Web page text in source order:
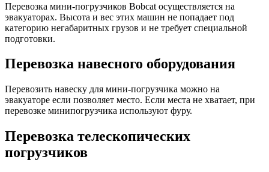
Перевозка мини-погрузчиков Bobcat осуществляется на
эвакуаторах. Высота и вес этих машин не попадает под
категорию негабаритных грузов и не требует специальной
подготовки.
Перевозка навесного оборудования
Перевозить навеску для мини-погрузчика можно на
эвакуаторе если позволяет место. Если места не хватает, при
перевозке минипогрузчика используют фуру.
Перевозка телескопических
погрузчиков